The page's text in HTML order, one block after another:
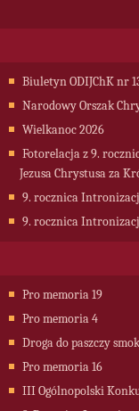
Biuletyn ODIJChK nr
Narodowy Orszak
Wielkanoc 2026
Fotorelacja z 9.
Jezusa Chrystusa za
9. rocznica
9. rocznica
Pro memoria 19
Pro memoria 4
Droga do paszczy
Pro memoria 16
III Ogólnopolski